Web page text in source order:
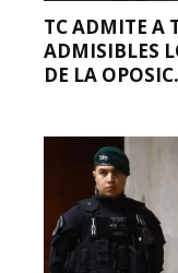
TC ADMITE A
ADMISIBLES
DE LA